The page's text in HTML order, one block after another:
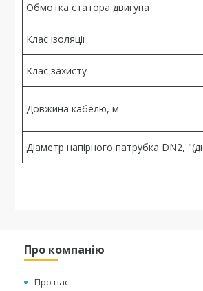
Обмотка статора двигуна
Клас ізоляції
Клас захисту
Довжина кабелю, м
Діаметр напірного патрубка DN2,
Про компанію
Про нас